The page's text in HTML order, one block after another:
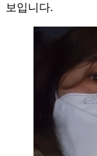
보입니다.